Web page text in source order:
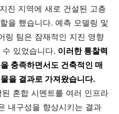
진 지역에 새로 건설된 고층
을 했습니다. 예측 모델링 및
링 팀은 잠재적인 지진 영향
있었습니다. 이러한 통찰력
충족하면서도 건축적인 매
을 결과로 가져왔습니다.
혼합 시멘트를 여러 인프라
내구성을 향상시키는 결과